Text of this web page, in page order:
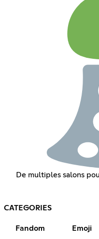
De multiples salons
CATEGORIES
Fandom Emoji